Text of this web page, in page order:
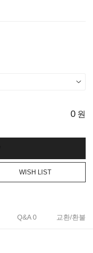
0 원
WISH LIST
Q&A 0 교환/환불